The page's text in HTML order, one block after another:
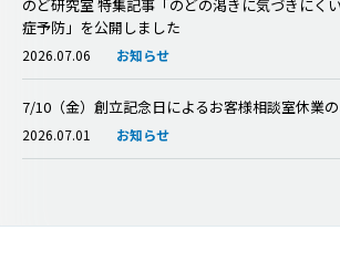
2026.07.06 お知らせ
のど研究室 特集記事「のどの渇きに気づきにく
症予防」を公開しました
2026.07.01 お知らせ
7/10（金）創立記念日によるお客様相談室休業